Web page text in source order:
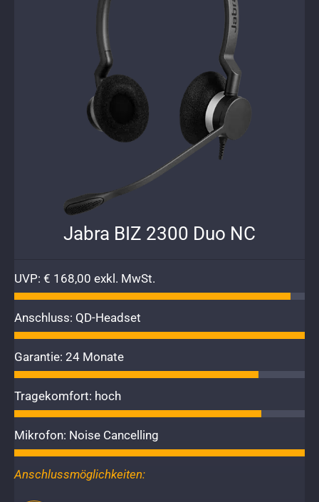
Jabra BIZ 2300 Duo NC
UVP: € 168,00 exkl. MwSt.
Anschluss: QD-Headset
Garantie: 24 Monate
Tragekomfort: hoch
Mikrofon: Noise Cancelling
Anschlussmöglichkeiten: